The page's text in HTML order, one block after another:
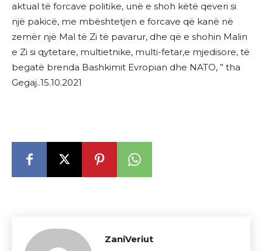
aktual të forcave politike, unë e shoh këtë qeveri si
një pakicë, me mbështetjen e forcave që kanë në
zemër një Mal të Zi të pavarur, dhe që e shohin Malin
e Zi si qytetare, multietnike, multi-fetar,e mjedisore, të
begatë brenda Bashkimit Evropian dhe NATO, ” tha
Gegaj..15.10.2021
ZaniVeriut